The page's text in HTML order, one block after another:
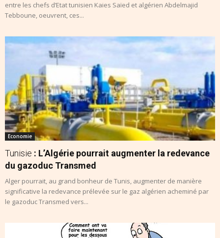
entre les chefs d’Etat tunisien Kaies Saïed et algérien Abdelmajid
Tebboune, oeuvrent, ces...
Economie
Tunisie : L’Algérie pourrait augmenter la redevance
du gazoduc Transmed
Alger pourrait, au grand bonheur de Tunis, augmenter de manière
significative la redevance prélevée sur le gaz algérien acheminé par
le gazoduc Transmed vers...